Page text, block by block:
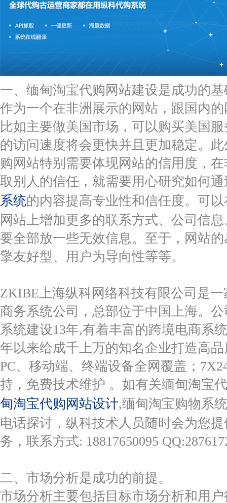
一、缅甸淘宝代购网站建设是成功的
作为一个在非洲展示的网站，跟国内
比如主要做美国市场，可以购买美国
的访问速度将会更快并且更加稳定。
购网站特别需要体现网站的信用度，
取别人的信任，就需要用心研究如何
系统的内容提高专业性和信任度。可
网站上增加更多的联系方式、公司信
要全部放一些无效信息。至于，网站
擎友好型、用户为导向性等等。
ZKIBE上海纵科网络科技有限公司是
商务系统公司，总部位于中国上海。
系统建设13年,有着丰富的跨境电商系
年以来给成千上万的知名企业打造高
PC、移动端、终端设备全网覆盖；
持，免费技术维护 。如有关缅甸淘宝
甸淘宝代购网站设计,缅甸淘宝购物系
电话探讨，纵科技术人员随时会为您
务，联系方式: 18817650095
二、市场分析是成功的前提。
市场分析主要包括目标市场分析和用